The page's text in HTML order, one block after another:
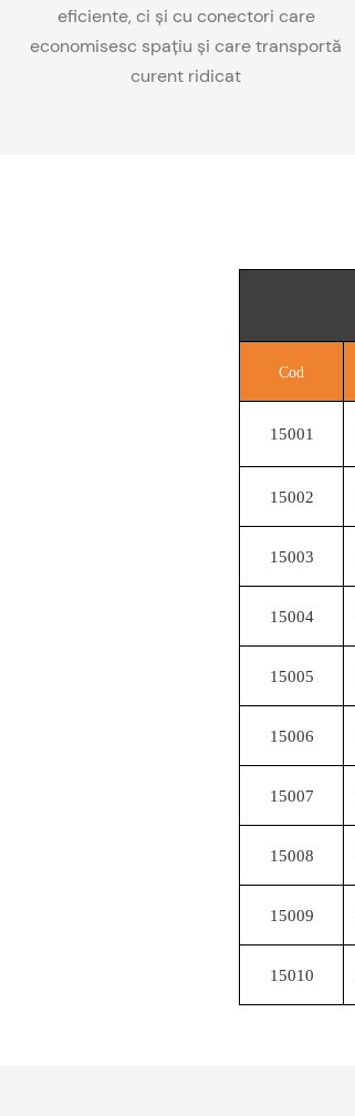
eficiente, ci și cu conectori care
economisesc spațiu și care transportă
curent ridicat
Cod
15001
15002
15003
15004
15005
15006
15007
15008
15009
15010